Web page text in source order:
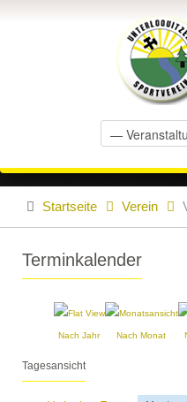
Startseite Verein
Terminkalender
Nach Jahr Nach Monat
Tagesansicht